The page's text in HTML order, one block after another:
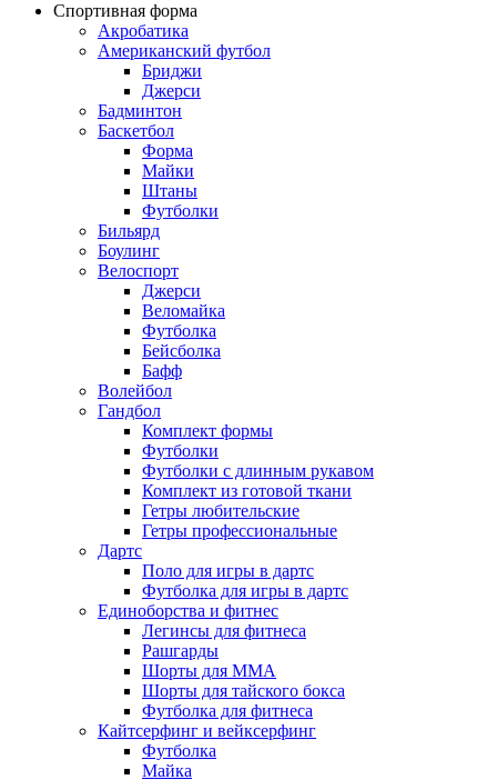
Спортивная форма
Акробатика
Американский футбол
Бриджи
Джерси
Бадминтон
Баскетбол
Форма
Майки
Штаны
Футболки
Бильярд
Боулинг
Велоспорт
Джерси
Веломайка
Футболка
Бейсболка
Бафф
Волейбол
Гандбол
Комплект формы
Футболки
Футболки с длинным рукавом
Комплект из готовой ткани
Гетры любительские
Гетры профессиональные
Дартс
Поло для игры в дартс
Футболка для игры в дартс
Единоборства и фитнес
Легинсы для фитнеса
Рашгарды
Шорты для MMA
Шорты для тайского бокса
Футболка для фитнеса
Кайтсерфинг и вейксерфинг
Футболка
Майка